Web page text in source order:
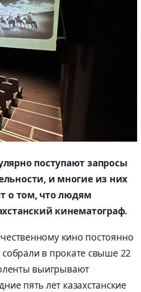
поступают запросы
и многие из них
о том, что людям
кинематограф.
кино постоянно
собрали в прокате свыше 22
выигрывают
пять лет казахстанские